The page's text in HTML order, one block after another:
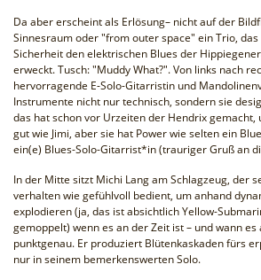
Da aber erscheint als Erlösung– nicht auf der
Sinnesraum oder "from outer space" ein Trio,
Sicherheit den elektrischen Blues der
erweckt. Tusch: "Muddy What?". Von links nach
hervorragende E-Solo-Gitarristin und
Instrumente nicht nur technisch, sondern sie
das hat schon vor Urzeiten der Hendrix gemacht,
gut wie Jimi, aber sie hat Power wie selten ein
ein(e) Blues-Solo-Gitarrist*in (trauriger Gruß an
In der Mitte sitzt Michi Lang am Schlagzeug, der
verhalten wie gefühlvoll bedient, um anhand
explodieren (ja, das ist absichtlich Yellow-
gemoppelt) wenn es an der Zeit ist – und wann
punktgenau. Er produziert Blütenkaskaden fürs
nur in seinem bemerkenswerten Solo.